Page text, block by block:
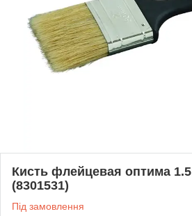
Кисть флейцевая оптима
(8301531)
Під замовлення